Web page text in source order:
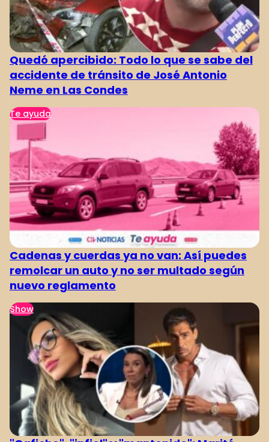
1 2 3 4
Quedó apercibido: Todo lo que se sabe del
accidente de tránsito de José Antonio
Neme en Las Condes
Te ayuda
Cadenas y cuerdas ya no van: Así puedes
remolcar un auto y no ser multado según
nuevo reglamento
Show